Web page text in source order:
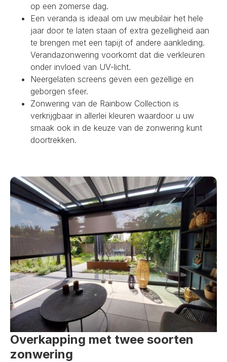
op een zomerse dag.
Een veranda is ideaal om uw meubilair het hele
jaar door te laten staan of extra gezelligheid aan
te brengen met een tapijt of andere aankleding.
Verandazonwering voorkomt dat die verkleuren
onder invloed van UV-licht.
Neergelaten screens geven een gezellige en
geborgen sfeer.
Zonwering van de Rainbow Collection is
verkrijgbaar in allerlei kleuren waardoor u uw
smaak ook in de keuze van de zonwering kunt
doortrekken.
Overkapping met twee soorten
zonwering